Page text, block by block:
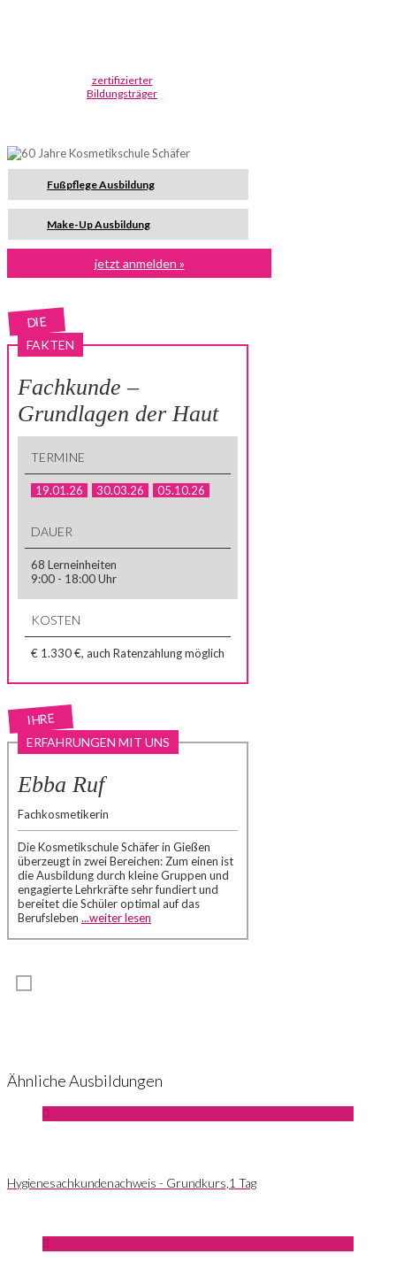
zertifizierter
Bildungsträger
Fußpflege Ausbildung
Make-Up Ausbildung
jetzt anmelden »
DIE
FAKTEN
Fachkunde –
Grundlagen der Haut
TERMINE
19.01.26 30.03.26 05.10.26
DAUER
68 Lerneinheiten
9:00 - 18:00 Uhr
KOSTEN
€ 1.330 €, auch Ratenzahlung möglich
IHRE
ERFAHRUNGEN MIT UNS
Ebba Ruf
Fachkosmetikerin
Die Kosmetikschule Schäfer in Gießen
überzeugt in zwei Bereichen: Zum einen ist
die Ausbildung durch kleine Gruppen und
engagierte Lehrkräfte sehr fundiert und
bereitet die Schüler optimal auf das
Berufsleben ...weiter lesen
Ähnliche Ausbildungen
Hygienesachkundenachweis - Grundkurs,1 Tag